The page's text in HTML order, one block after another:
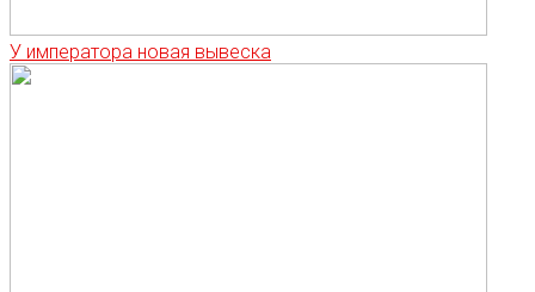
У императора новая вывеска